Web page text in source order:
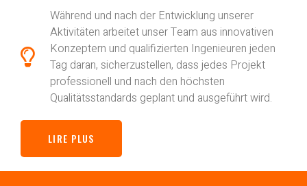
Während und nach der Entwicklung unserer
Aktivitäten arbeitet unser Team aus innovativen
Konzeptern und qualifizierten Ingenieuren jeden
Tag daran, sicherzustellen, dass jedes Projekt
professionell und nach den höchsten
Qualitätsstandards geplant und ausgeführt wird.
LIRE PLUS